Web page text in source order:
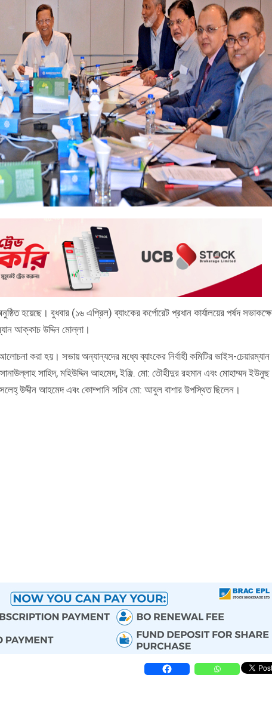
হয়েছে। বুধবার (১৬ এপ্রিল) ব্যাংকের কর্পোরেট প্রধান কার্যালয়ের পর্ষদ সভাকক্ষে
আক্কাচ উদ্দিন মোল্লা।
করা হয়। সভায় অন্যান্যদের মধ্যে ব্যাংকের নির্বাহী কমিটির ভাইস-চেয়ারম্যান
সাহিদ, মহিউদ্দিন আহমেদ, ইঞ্জি. মো: তৌহীদুর রহমান এবং মোহাম্মদ ইউনুছ
উদ্দীন আহমেদ এবং কোম্পানি সচিব মো: আবুল বাশার উপস্থিত ছিলেন।